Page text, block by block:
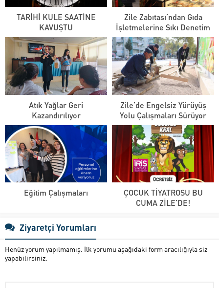
TARİHİ KULE SAATİNE
KAVUŞTU
Zile Zabıtası’ndan Gıda
İşletmelerine Sıkı Denetim
Atık Yağlar Geri
Kazandırılıyor
Zile’de Engelsiz Yürüyüş
Yolu Çalışmaları Sürüyor
Eğitim Çalışmaları
ÇOCUK TİYATROSU BU
CUMA ZİLE’DE!
Ziyaretçi Yorumları
Henüz yorum yapılmamış. İlk yorumu aşağıdaki form aracılığıyla siz
yapabilirsiniz.